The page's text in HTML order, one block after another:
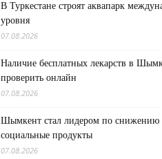
В Туркестане строят аквапарк
уровня
07.08.2026
Наличие бесплатных лекарств в
проверить онлайн
07.08.2026
Шымкент стал лидером по снижению
социальные продукты
07.08.2026